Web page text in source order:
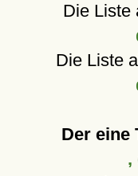
Die Liste
Die Liste
Der eine
,